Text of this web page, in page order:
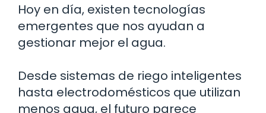
Hoy en día, existen tecnologías
emergentes que nos ayudan a
gestionar mejor el agua.
Desde sistemas de riego inteligentes
hasta electrodomésticos que utilizan
menos agua, el futuro parece